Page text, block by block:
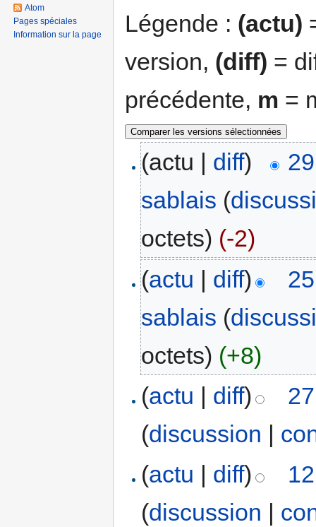
Légende : (actu)
version, (diff) =
précédente, m =
(actu | diff)
sablais (
octets) (-2)
(actu | diff)
sablais (
octets) (+8)
(actu | diff)
(discussion |
(actu | diff)
(discussion |
Atom
Pages spéciales
Information sur la page